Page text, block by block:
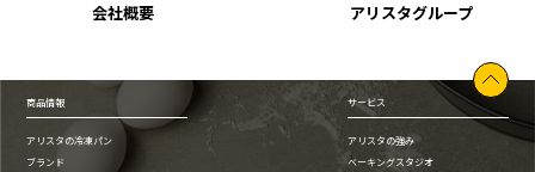
会社概要 アリスタグループ
商品情報
アリスタの冷凍パン
ブランド
サービス
アリスタの強み
ベーキングスタジオ